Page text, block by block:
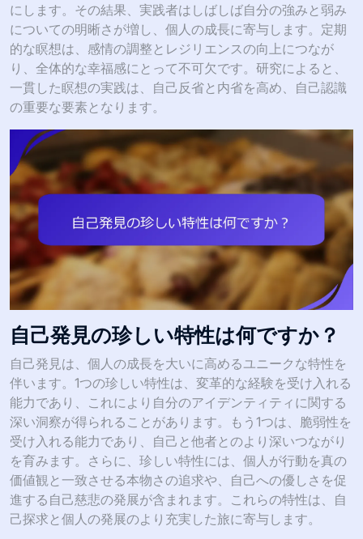
にします。その結果、実践者はしばしば自分の強みと弱み
についての明晰さが増し、個人の成長に寄与します。定期
的な瞑想は、感情の調整とレジリエンスの向上につなが
り、全体的な幸福感にとって不可欠です。研究によると、
一貫した瞑想の実践は、自己反省と内省を高め、自己認識
の重要な要素となります。
自己発見の珍しい特性は何ですか？
自己発見は、個人の成長を大いに高めるユニークな特性を
伴います。1つの珍しい特性は、変革的な経験を受け入れる
能力であり、これにより自分のアイデンティティに関する
深い洞察が得られることがあります。もう1つは、脆弱性を
受け入れる能力であり、自己と他者とのより深いつながり
を育みます。さらに、珍しい特性には、個人が行動を真の
価値観と一致させる本物さの追求や、自己への優しさを促
進する自己慈悲の発展が含まれます。これらの特性は、自
己探求と個人の発展のより充実した旅に寄与します。